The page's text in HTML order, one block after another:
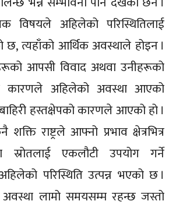
विषयले अहिलेको परिस्थितिलाई
छ, त्यहाँको आर्थिक अवस्थाले होइन ।
आपसी विवाद अथवा उनीहरूको
कारणले अहिलेको अवस्था आएको
हस्तक्षेपको कारणले आएको हो ।
शक्ति राष्ट्रले आफ्नो प्रभाव क्षेत्रभित्र
स्रोतलाई एकलौटी उपयोग गर्ने
अहिलेको परिस्थिति उत्पन्न भएको छ ।
लामो समयसम्म रहन्छ जस्तो